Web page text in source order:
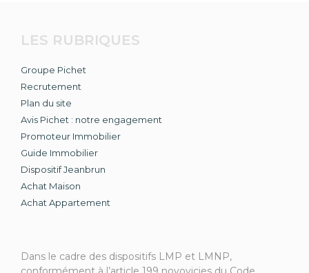
LES RUBRIQUES
Groupe Pichet
Recrutement
Plan du site
Avis Pichet : notre engagement
Promoteur Immobilier
Guide Immobilier
Dispositif Jeanbrun
Achat Maison
Achat Appartement
Dans le cadre des dispositifs LMP et LMNP,